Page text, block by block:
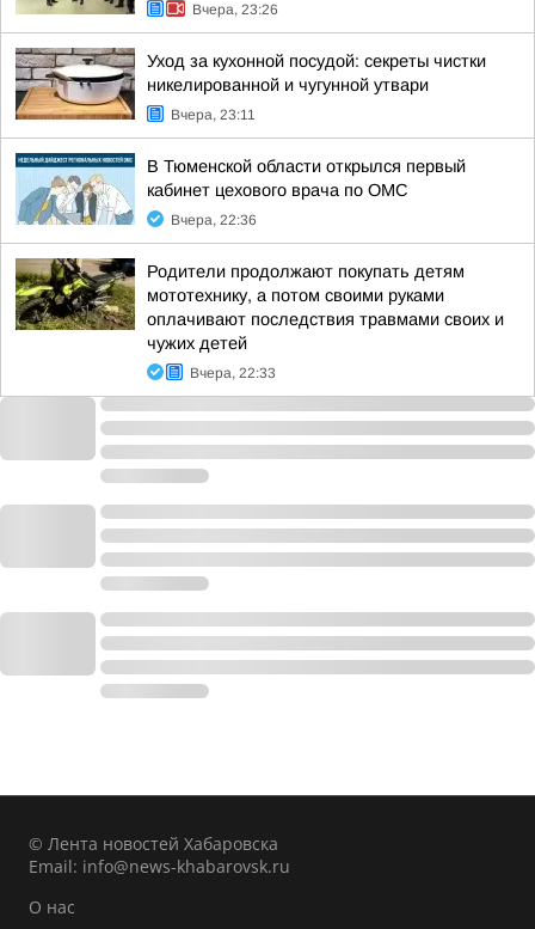
Вчера, 23:26
Уход за кухонной посудой: секреты чистки
никелированной и чугунной утвари
Вчера, 23:11
В Тюменской области открылся первый
кабинет цехового врача по ОМС
Вчера, 22:36
Родители продолжают покупать детям
мототехнику, а потом своими руками
оплачивают последствия травмами своих и
чужих детей
Вчера, 22:33
© Лента новостей Хабаровска
Email: info@news-khabarovsk.ru
О нас